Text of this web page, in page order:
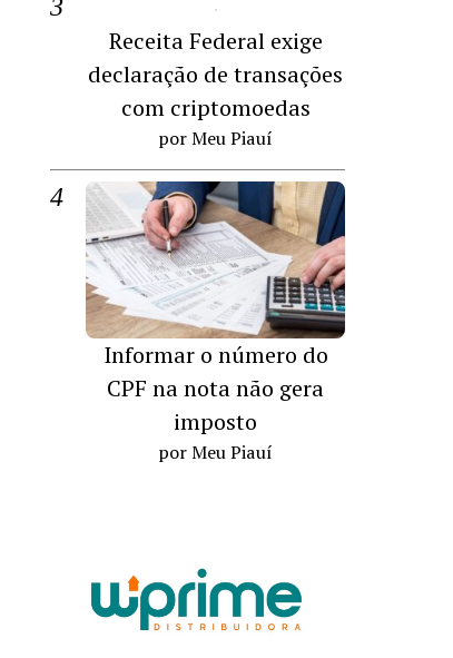
Receita Federal exige
declaração de transações
com criptomoedas
por Meu Piauí
Informar o número do
CPF na nota não gera
imposto
por Meu Piauí